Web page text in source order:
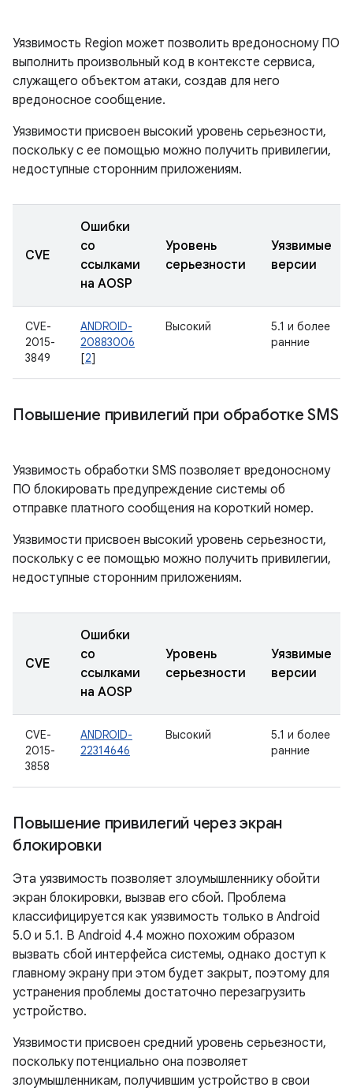
Уязвимость Region может позволить вредоносному ПО
выполнить произвольный код в контексте сервиса,
служащего объектом атаки, создав для него
вредоносное сообщение.
Уязвимости присвоен высокий уровень серьезности,
поскольку с ее помощью можно получить привилегии,
недоступные сторонним приложениям.
CVE
Ошибки
со
ссылками
на AOSP
Уровень
серьезности
Уязвимые
версии
CVE-
2015-
3849
ANDROID-
20883006
[2]
Высокий
5.1 и более
ранние
Повышение привилегий при обработке SMS
Уязвимость обработки SMS позволяет вредоносному
ПО блокировать предупреждение системы об
отправке платного сообщения на короткий номер.
Уязвимости присвоен высокий уровень серьезности,
поскольку с ее помощью можно получить привилегии,
недоступные сторонним приложениям.
CVE
Ошибки
со
ссылками
на AOSP
Уровень
серьезности
Уязвимые
версии
CVE-
2015-
3858
ANDROID-
22314646
Высокий
5.1 и более
ранние
Повышение привилегий через экран
блокировки
Эта уязвимость позволяет злоумышленнику обойти
экран блокировки, вызвав его сбой. Проблема
классифицируется как уязвимость только в Android
5.0 и 5.1. В Android 4.4 можно похожим образом
вызвать сбой интерфейса системы, однако доступ к
главному экрану при этом будет закрыт, поэтому для
устранения проблемы достаточно перезагрузить
устройство.
Уязвимости присвоен средний уровень серьезности,
поскольку потенциально она позволяет
злоумышленникам, получившим устройство в свои